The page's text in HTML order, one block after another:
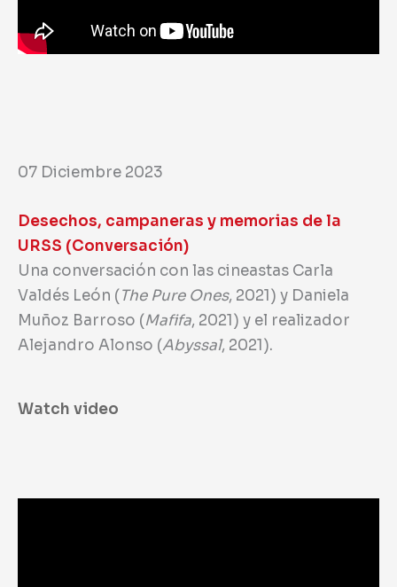
07 Diciembre 2023
Desechos, campaneras y memorias de la
URSS (Conversación)
Una conversación con las cineastas Carla
Valdés León (The Pure Ones, 2021) y Daniela
Muñoz Barroso (Mafifa, 2021) y el realizador
Alejandro Alonso (Abyssal, 2021).
Watch video